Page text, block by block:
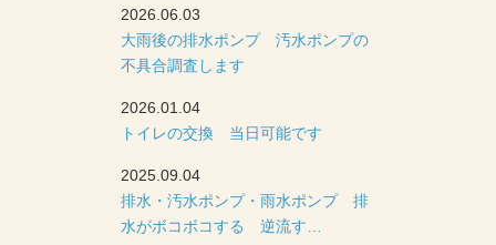
2026.06.03
大雨後の排水ポンプ 汚水ポンプの
不具合調査します
2026.01.04
トイレの交換 当日可能です
2025.09.04
排水・汚水ポンプ・雨水ポンプ 排
水がボコボコする 逆流す…